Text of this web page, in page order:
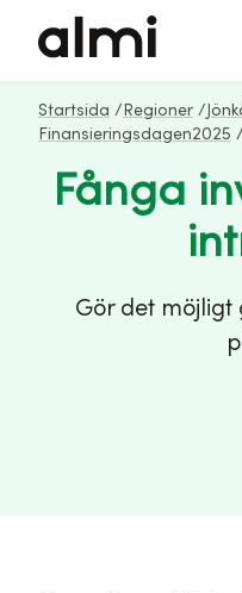
Startsida / Regioner /
Finansieringsdagen2025 /
Fånga
Gör det